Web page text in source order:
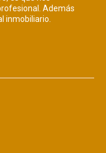
Además
inmobiliario.